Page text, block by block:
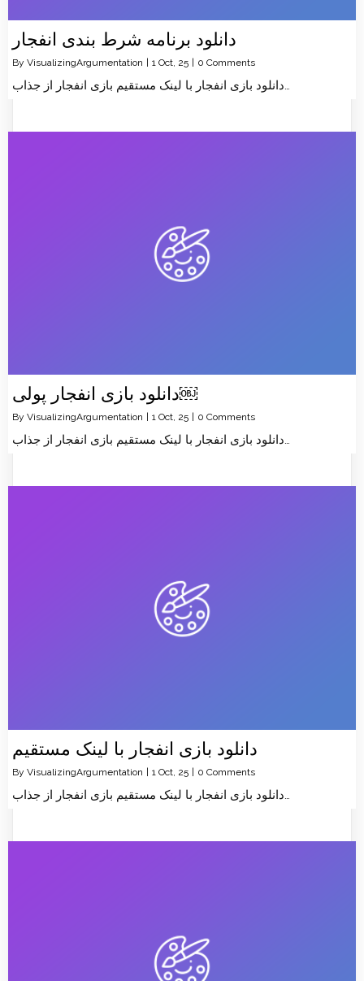
دانلود برنامه شرط بندی انفجار
By VisualizingArgumentation | 1 Oct, 25 | 0 Comments
دانلود بازی انفجار پولی￼
By VisualizingArgumentation 1 Oct, 25 0 Comments
دانلود بازی انفجار با لینک مستقیم بازی انفجار از جذاب…
دانلود بازی انفجار با لینک مستقیم
By VisualizingArgumentation | 1 Oct, 25 | 0 Comments
دانلود بازی انفجار با لینک مستقیم بازی انفجار از جذاب…